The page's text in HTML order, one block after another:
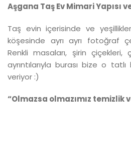
Aşgana Taş Ev Mimari Yapısı
Taş evin içerisinde ve
köşesinde ayrı ayrı fotoğraf
Renkli masaları, şirin
ayrıntılarıyla burası bize o
veriyor :)
“Olmazsa olmazımız temizlik